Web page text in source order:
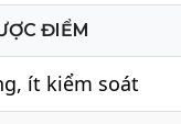
ĐIỂM
ít kiểm soát